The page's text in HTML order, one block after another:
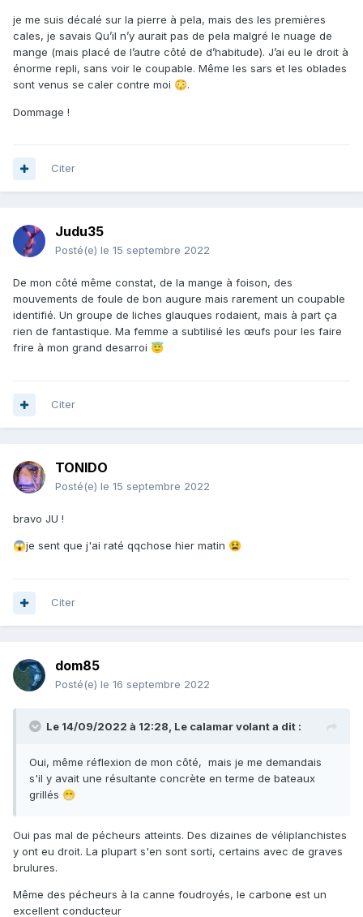
je me suis décalé sur la pierre à pela, mais des les premières
cales, je savais Qu’il n’y aurait pas de pela malgré le nuage de
mange (mais placé de l’autre côté de d’habitude). J’ai eu le droit à
énorme repli, sans voir le coupable. Même les sars et les oblades
sont venus se caler contre moi 😳.
Dommage !
Citer
Judu35
Posté(e) le 15 septembre 2022
De mon côté même constat, de la mange à foison, des
mouvements de foule de bon augure mais rarement un coupable
identifié. Un groupe de liches glauques rodaient, mais à part ça
rien de fantastique. Ma femme a subtilisé les œufs pour les faire
frire à mon grand desarroi 😇
Citer
TONIDO
Posté(e) le 15 septembre 2022
bravo JU !
😱je sent que j'ai raté qqchose hier matin 😫
Citer
dom85
Posté(e) le 16 septembre 2022
Le 14/09/2022 à 12:28, Le calamar volanta dit :
Oui, même réflexion de mon côté, mais je me demandais
s'il y avait une résultante concrète en terme de bateaux
grillés 😁
Oui pas mal de pécheurs atteints. Des dizaines de véliplanchistes
y ont eu droit. La plupart s'en sont sorti, certains avec de graves
brulures.
Même des pécheurs à la canne foudroyés, le carbone est un
excellent conducteur